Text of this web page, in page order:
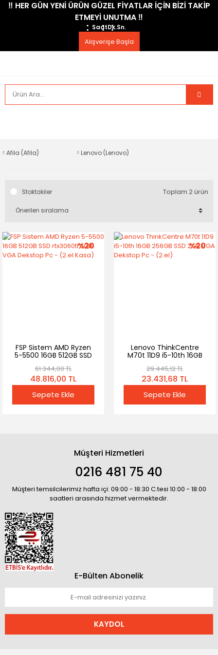
​‼️​ HER GÜN YENİ ÜRÜN GÜZEL FİYATLAR İÇİN BİZİ TAKİP
ETMEYİ UNUTMA ​‼️​
SaatDk.Sn.
Alışverişe Başla
Afila (Afila) Lenovo (Lenovo)
Stoktakiler Toplam 2 ürün
%20
FSP Sistem AMD Ryzen
5-5500 16GB 512GB SSD
Dekstop Pc - (2.el Kasa)
61.344,00 TL
48.816,00 TL
Sepete Ekle
%20
Lenovo ThinkCentre
M70t 11D9 i5-10th 16GB
Dekstop Pc - (2.el)
29.445,12 TL
23.431,68 TL
Sepete Ekle
Müşteri Hizmetleri
0216 481 75 40
Müşteri temsilcilerimiz hafta içi: 09:00 - 18:30 C.tesi 10:00 - 18:00
saatleri arasında hizmet vermektedir.
E-Bülten Abonelik
KAYDOL